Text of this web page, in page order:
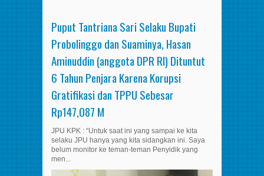
Puput Tantriana Sari Selaku Bupati
Probolinggo dan Suaminya, Hasan
Aminuddin (anggota DPR RI) Dituntut
6 Tahun Penjara Karena Korupsi
Gratifikasi dan TPPU Sebesar
Rp147,087 M
JPU KPK : “Untuk saat ini yang sampai ke kita
selaku JPU hanya yang kita sidangkan ini. Saya
belum monitor ke teman-teman Penyidik yang
men...